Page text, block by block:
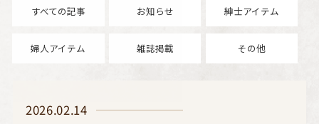
すべての記事 お知らせ 紳士アイテム
婦人アイテム 雑誌掲載 その他
2026.02.14